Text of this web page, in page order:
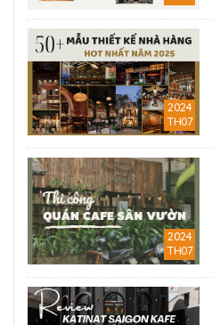
2024
TH07
2024
TH07